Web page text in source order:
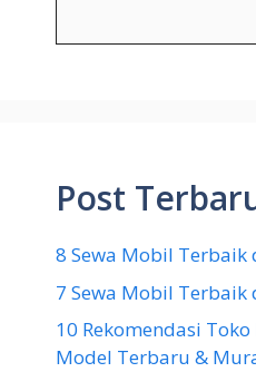
Post
8 Sewa Mobil Terbaik
7 Sewa Mobil Terbaik
10 Rekomendasi
Model Terbaru &